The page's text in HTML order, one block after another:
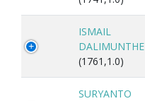
ISMAIL
DALIMUNTHE
(1761,1.0)
SURYANTO